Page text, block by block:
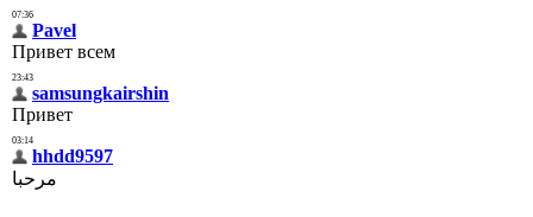
07:36
Pavel
Привет всем
23:43
samsungkairshin
Привет
03:14
hhdd9597
مرحبا